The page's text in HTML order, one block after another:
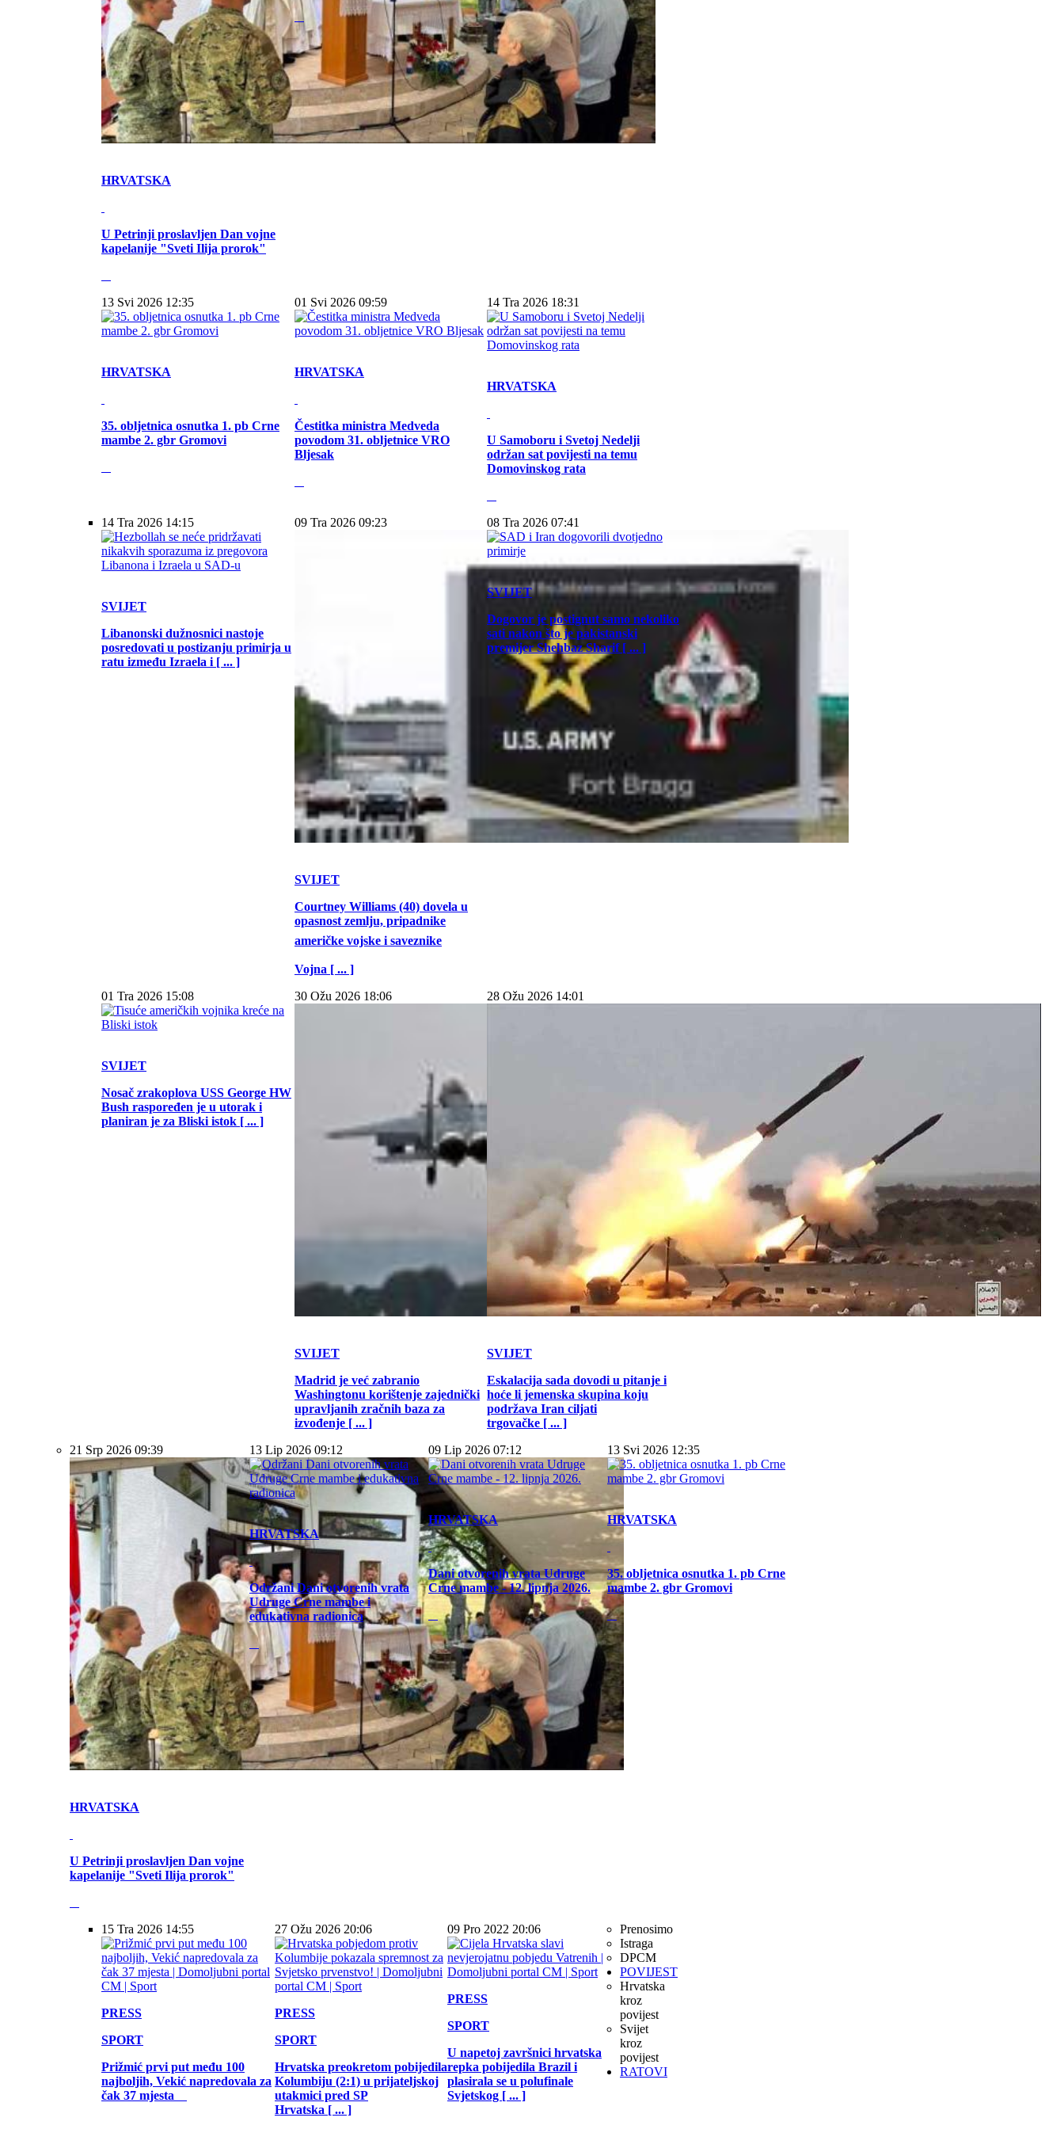
HRVATSKA
U Petrinji proslavljen Dan vojne
kapelanije "Sveti Ilija prorok"
13 Svi 2026 12:35
HRVATSKA
35. obljetnica osnutka 1. pb Crne
mambe 2. gbr Gromovi
01 Svi 2026 09:59
HRVATSKA
Čestitka ministra Medveda
povodom 31. obljetnice VRO
Bljesak
14 Tra 2026 18:31
HRVATSKA
U Samoboru i Svetoj Nedelji
održan sat povijesti na temu
Domovinskog rata
14 Tra 2026 14:15
SVIJET
Libanonski dužnosnici nastoje
posredovati u postizanju primirja u
ratu između Izraela i [ ... ]
09 Tra 2026 09:23
SVIJET
Courtney Williams (40) dovela u
opasnost zemlju, pripadnike
američke vojske i saveznike
Vojna [ ... ]
08 Tra 2026 07:41
SVIJET
Dogovor je postignut samo nekoliko
sati nakon što je pakistanski
premijer Shehbaz Sharif [ ... ]
01 Tra 2026 15:08
SVIJET
Nosač zrakoplova USS George HW
Bush raspoređen je u utorak i
planiran je za Bliski istok [ ... ]
30 Ožu 2026 18:06
SVIJET
Madrid je već zabranio
Washingtonu korištenje zajednički
upravljanih zračnih baza za
izvođenje [ ... ]
28 Ožu 2026 14:01
SVIJET
Eskalacija sada dovodi u pitanje i
hoće li jemenska skupina koju
podržava Iran ciljati
trgovačke [ ... ]
21 Srp 2026 09:39
HRVATSKA
U Petrinji proslavljen Dan vojne
kapelanije "Sveti Ilija prorok"
13 Lip 2026 09:12
HRVATSKA
Održani Dani otvorenih vrata
Udruge Crne mambe i
edukativna radionica
09 Lip 2026 07:12
HRVATSKA
Dani otvorenih vrata Udruge
Crne mambe - 12. lipnja 2026.
13 Svi 2026 12:35
HRVATSKA
35. obljetnica osnutka 1. pb Crne
mambe 2. gbr Gromovi
15 Tra 2026 14:55
PRESS
SPORT
Prižmić prvi put među 100
najboljih, Vekić napredovala za
čak 37 mjesta
27 Ožu 2026 20:06
PRESS
SPORT
Hrvatska preokretom pobijedila
Kolumbiju (2:1) u prijateljskoj
utakmici pred SP
Hrvatska [ ... ]
09 Pro 2022 20:06
PRESS
SPORT
U napetoj završnici hrvatska
repka pobijedila Brazil i
plasirala se u polufinale
Svjetskog [ ... ]
Prenosimo
Istraga
DPCM
POVIJEST
Hrvatska
kroz
povijest
Svijet
kroz
povijest
RATOVI